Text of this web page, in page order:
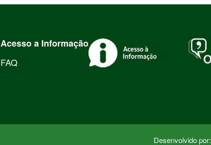
Acesso a Informação
FAQ
Desenvolvido por: